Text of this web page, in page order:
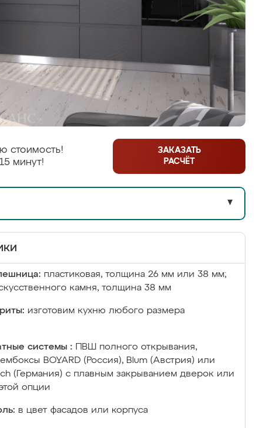
стоимость!
минут!
ЗАКАЗАТЬ
РАСЧЁТ
▼
пластиковая, толщина 26 мм или 38 мм;
камня, толщина 38 мм
изготовим кухню любого размера
системы :
ПВШ полного открывания,
BOYARD (Россия), Blum (Австрия) или
(Германия) с плавным закрыванием дверок или
опции
в цвет фасадов или корпуса